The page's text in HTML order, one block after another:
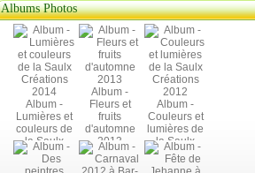
Albums Photos
Album -
Lumières et
couleurs de
la Saulx
Créations
2014
Album -
Fleurs et
fruits
d'automne
2013
Album -
Couleurs et
lumières de
la Saulx
Créations
2012